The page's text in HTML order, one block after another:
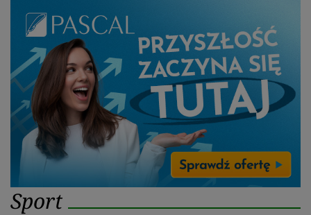
Sport